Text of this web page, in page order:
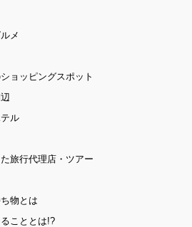
メ
ョッピングスポット
ル
旅行代理店・ツアー
物とは
こととは!?